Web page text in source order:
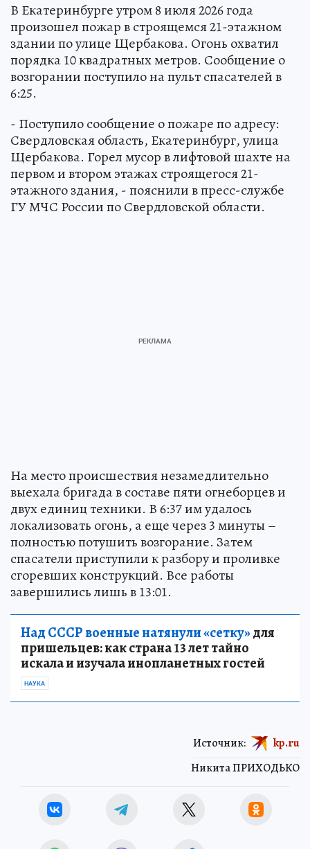
В Екатеринбурге утром 8 июля 2026 года
произошел пожар в строящемся 21-этажном
здании по улице Щербакова. Огонь охватил
порядка 10 квадратных метров. Сообщение о
возгорании поступило на пульт спасателей в
6:25.
- Поступило сообщение о пожаре по адресу:
Свердловская область, Екатеринбург, улица
Щербакова. Горел мусор в лифтовой шахте на
первом и втором этажах строящегося 21-
этажного здания, - пояснили в пресс-службе
ГУ МЧС России по Свердловской области.
На место происшествия незамедлительно
выехала бригада в составе пяти огнеборцев и
двух единиц техники. В 6:37 им удалось
локализовать огонь, а еще через 3 минуты –
полностью потушить возгорание. Затем
спасатели приступили к разбору и проливке
сгоревших конструкций. Все работы
завершились лишь в 13:01.
Над СССР военные натянули «сетку»для
пришельцев: как страна 13 лет тайно
искала и изучала инопланетных гостей
НАУКА
Никита ПРИХОДЬКО
Источник: kp.ru